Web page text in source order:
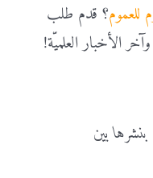
للعموم؟ قدم طلب
الأخبار العلميّة!
بين